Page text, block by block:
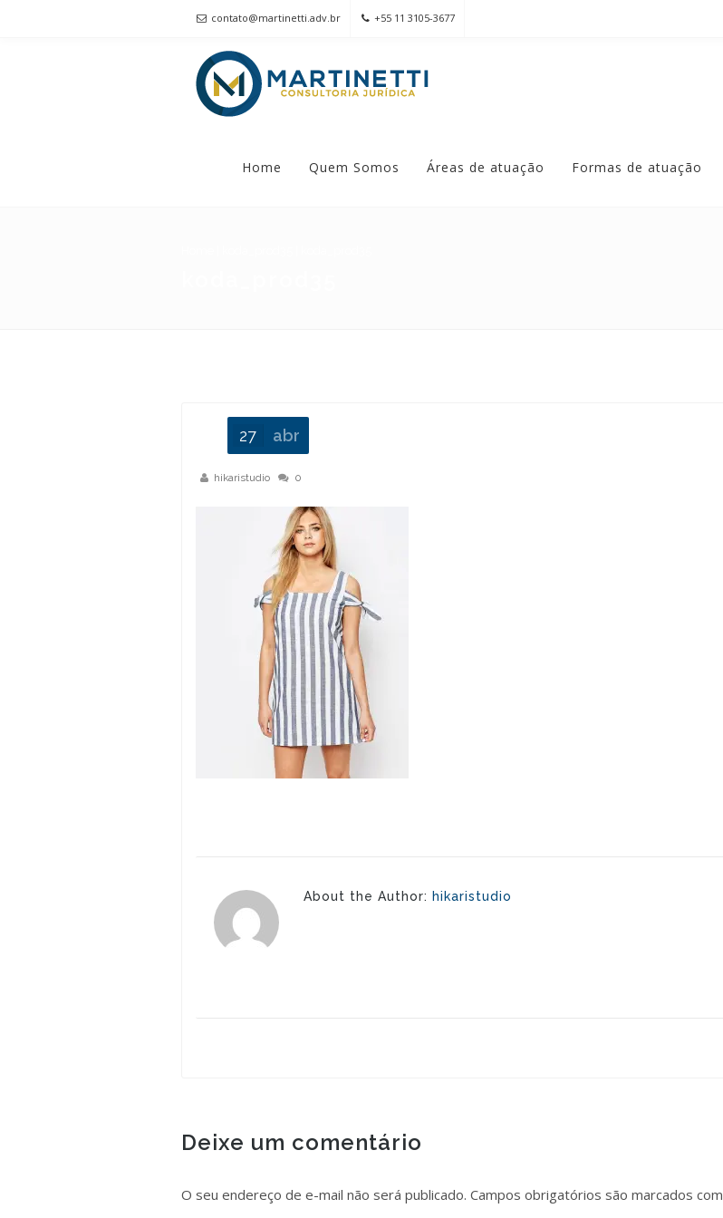
contato@martinetti.adv.br +55 11 3105-3677
Home Quem Somos Áreas de atuação Formas de atuação
hikaristudio 0
27 abr
About the Author: hikaristudio
Deixe um comentário
O seu endereço de e-mail não será publicado. Campos obrigatórios são marcados com